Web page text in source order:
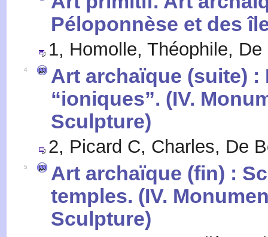
Péloponnèse et des
1, Homolle, Théophile, De
4
Art archaïque (suite) :
“ioniques”. (IV.
Sculpture)
2, Picard C, Charles, De
5
Art archaïque (fin) :
temples. (IV.
Sculpture)